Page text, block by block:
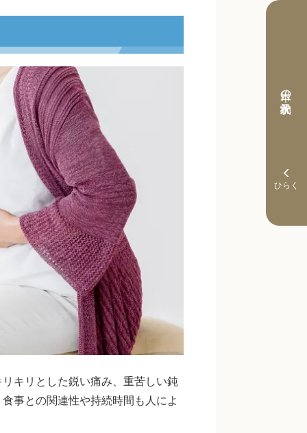
本日の予約状況
キリとした鋭い痛み、重苦しい鈍
事との関連性や持続時間も人によ